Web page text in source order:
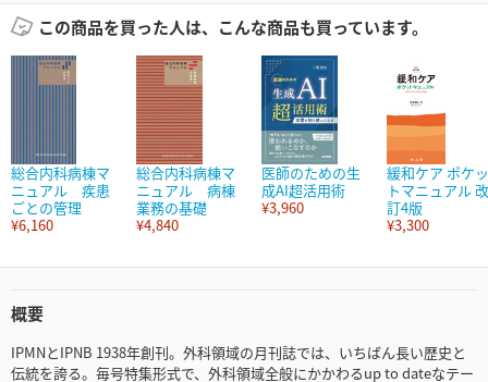
この商品を買った人は、こんな商品も買っています。
総合内科病棟マ
ニュアル 疾患
ごとの管理
¥6,160
総合内科病棟マ
ニュアル 病棟
業務の基礎
¥4,840
医師のための生
成AI超活用術
¥3,960
緩和ケア ポケッ
トマニュアル 改
訂4版
¥3,300
概要
IPMNとIPNB 1938年創刊。外科領域の月刊誌では、いちばん長い歴史と
伝統を誇る。毎号特集形式で、外科領域全般にかかわるup to dateなテー